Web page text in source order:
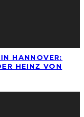
HANNOVER:
HEINZ VON